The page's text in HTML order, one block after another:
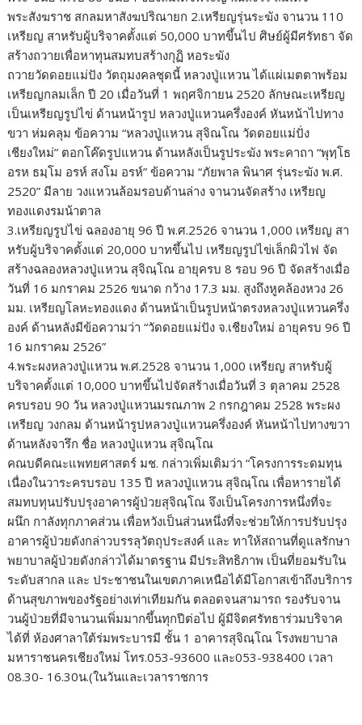
พระสังฆราช สกลมหาสังฆปริณายก 2.เหรียญรุ่นระฆัง จานวน 110
เหรียญ สาหรับผู้บริจาคตั้งแต่ 50,000 บาทขึ้นไป ศิษย์ผู้มีศรัทธา จัด
สร้างถวายเพื่อหาทุนสมทบสร้างกุฏิ หอระฆัง
ถวายวัดดอยแม่ปัง วัตถุมงคลชุดนี้ หลวงปู่แหวน ได้แผ่เมตตาพร้อม
เหรียญกลมเล็ก ปี 20 เมื่อวันที่ 1 พฤศจิกายน 2520 ลักษณะเหรียญ
เป็นเหรียญรูปไข่ ด้านหน้ารูป หลวงปู่แหวนครึ่งองค์ หันหน้าไปทาง
ขวา ห่มคลุม ข้อความ “หลวงปู่แหวน สุจิณโณ วัดดอยแม่ปั่ง
เชียงใหม่” ตอกโค๊ดรูปแหวน ด้านหลังเป็นรูประฆัง พระคาถา “พุทฺโธ
อรห ธมฺโม อรห์ สงโม อรห์” ข้อความ “ภัยพาล พินาศ รุ่นระฆัง พ.ศ.
2520” มีลาย วงแหวนล้อมรอบด้านล่าง จานวนจัดสร้าง เหรียญ
ทองแดงรมน้าตาล
3.เหรียญรูปไข่ ฉลองอายุ 96 ปี พ.ศ.2526 จานวน 1,000 เหรียญ สา
หรับผู้บริจาคตั้งแต่ 20,000 บาทขึ้นไป เหรียญรูปไข่เล็กผิวไฟ จัด
สร้างฉลองหลวงปู่แหวน สุจิณฺโณ อายุครบ 8 รอบ 96 ปี จัดสร้างเมื่อ
วันที่ 16 มกราคม 2526 ขนาด กว้าง 17.3 มม. สูงถึงหูคล้องหวง 26
มม. เหรียญโลหะทองแดง ด้านหน้าเป็นรูปหน้าตรงหลวงปู่แหวนครึ่ง
องค์ ด้านหลังมีข้อความว่า “วัดดอยแม่ปัง จ.เชียงใหม่ อายุครบ 96 ปี
16 มกราคม 2526”
4.พระผงหลวงปู่แหวน พ.ศ.2528 จานวน 1,000 เหรียญ สาหรับผู้
บริจาคตั้งแต่ 10,000 บาทขึ้นไปจัดสร้างเมื่อวันที่ 3 ตุลาคม 2528
ครบรอบ 90 วัน หลวงปู่แหวนมรณภาพ 2 กรกฎาคม 2528 พระผง
เหรียญ วงกลม ด้านหน้ารูปหลวงปู่แหวนครึ่งองค์ หันหน้าไปทางขวา
ด้านหลังจารึก ชื่อ หลวงปู่แหวน สุจิณฺโณ
คณบดีคณะแพทยศาสตร์ มช. กล่าวเพิ่มเติมว่า “โครงการระดมทุน
เนื่องในวาระครบรอบ 135 ปี หลวงปู่แหวน สุจิณฺโณ เพื่อหารายได้
สมทบทุนปรับปรุงอาคารผู้ป่วยสุจิณฺโณ จึงเป็นโครงการหนึ่งที่จะ
ผนึก กาลังทุกภาคส่วน เพื่อหวังเป็นส่วนหนึ่งที่จะช่วยให้การปรับปรุง
อาคารผู้ป่วยดังกล่าวบรรลุวัตถุประสงค์ และ ทาให้สถานที่ดูแลรักษา
พยาบาลผู้ป่วยดังกล่าวได้มาตรฐาน มีประสิทธิภาพ เป็นที่ยอมรับใน
ระดับสากล และ ประชาชนในเขตภาคเหนือได้มีโอกาสเข้าถึงบริการ
ด้านสุขภาพของรัฐอย่างเท่าเทียมกัน ตลอดจนสามารถ รองรับจาน
วนผู้ป่วยที่มีจานวนเพิ่มมากขึ้นทุกปีต่อไป ผู้มีจิตศรัทธาร่วมบริจาค
ได้ที่ ห้องศาลาใต้ร่มพระบารมี ชั้น 1 อาคารสุจิณฺโณ โรงพยาบาล
มหาราชนครเชียงใหม่ โทร.053-93600 และ053-938400 เวลา
08.30- 16.30น.(ในวันและเวลาราชการ